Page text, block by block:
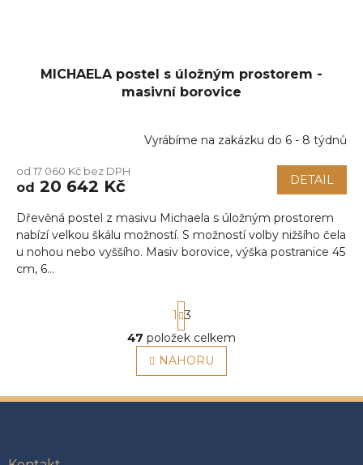
MICHAELA postel s úložným prostorem -
masivní borovice
Vyrábíme na zakázku do 6 - 8 týdnů
od 17 060 Kč bez DPH
od 20 642 Kč DETAIL
Dřevěná postel z masivu Michaela s úložným prostorem
nabízí velkou škálu možností. S možností volby nižšího čela
u nohou nebo vyššího. Masiv borovice, výška postranice 45
cm, 6...
O
v
l
d
S
t
r
á
n
k
v
1
3
47 položek celkem
NAHORU